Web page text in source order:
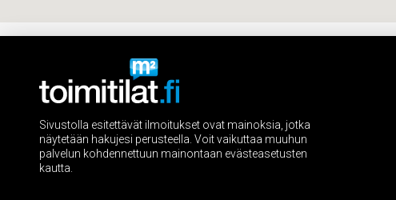
Sivustolla esitettävät ilmoitukset ovat mainoksia, jotka
näytetään hakujesi perusteella. Voit vaikuttaa muuhun
palvelun kohdennettuun mainontaan evästeasetusten
kautta.